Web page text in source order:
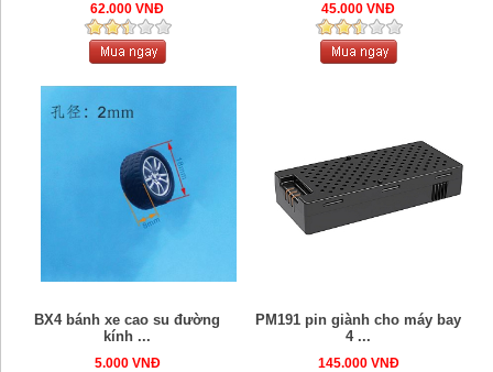
62.000 VNĐ 45.000 VNĐ
BX4 bánh xe cao su đường
kính ...
5.000 VNĐ
PM191 pin giành cho máy bay
4 ...
145.000 VNĐ